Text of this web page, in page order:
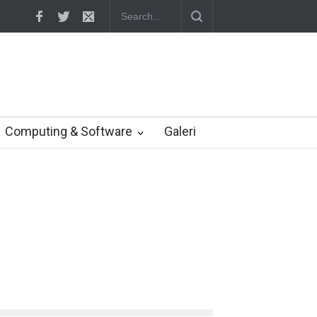
Yahoo setuju Verizon turunkan penawaran ke 4,48 miliar dolar
Computing & Software Galeri